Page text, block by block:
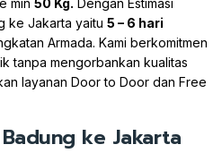
min 50 Kg. Dengan Estimasi
ke Jakarta yaitu 5 – 6 hari
Armada. Kami berkomitmen
tanpa mengorbankan kualitas
layanan Door to Door dan Free
ke Jakarta